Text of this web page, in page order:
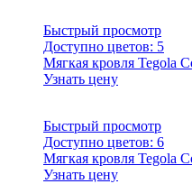
Быстрый просмотр
Доступно цветов: 5
Мягкая кровля Tegola
Узнать цену
Быстрый просмотр
Доступно цветов: 6
Мягкая кровля Tegola
Узнать цену